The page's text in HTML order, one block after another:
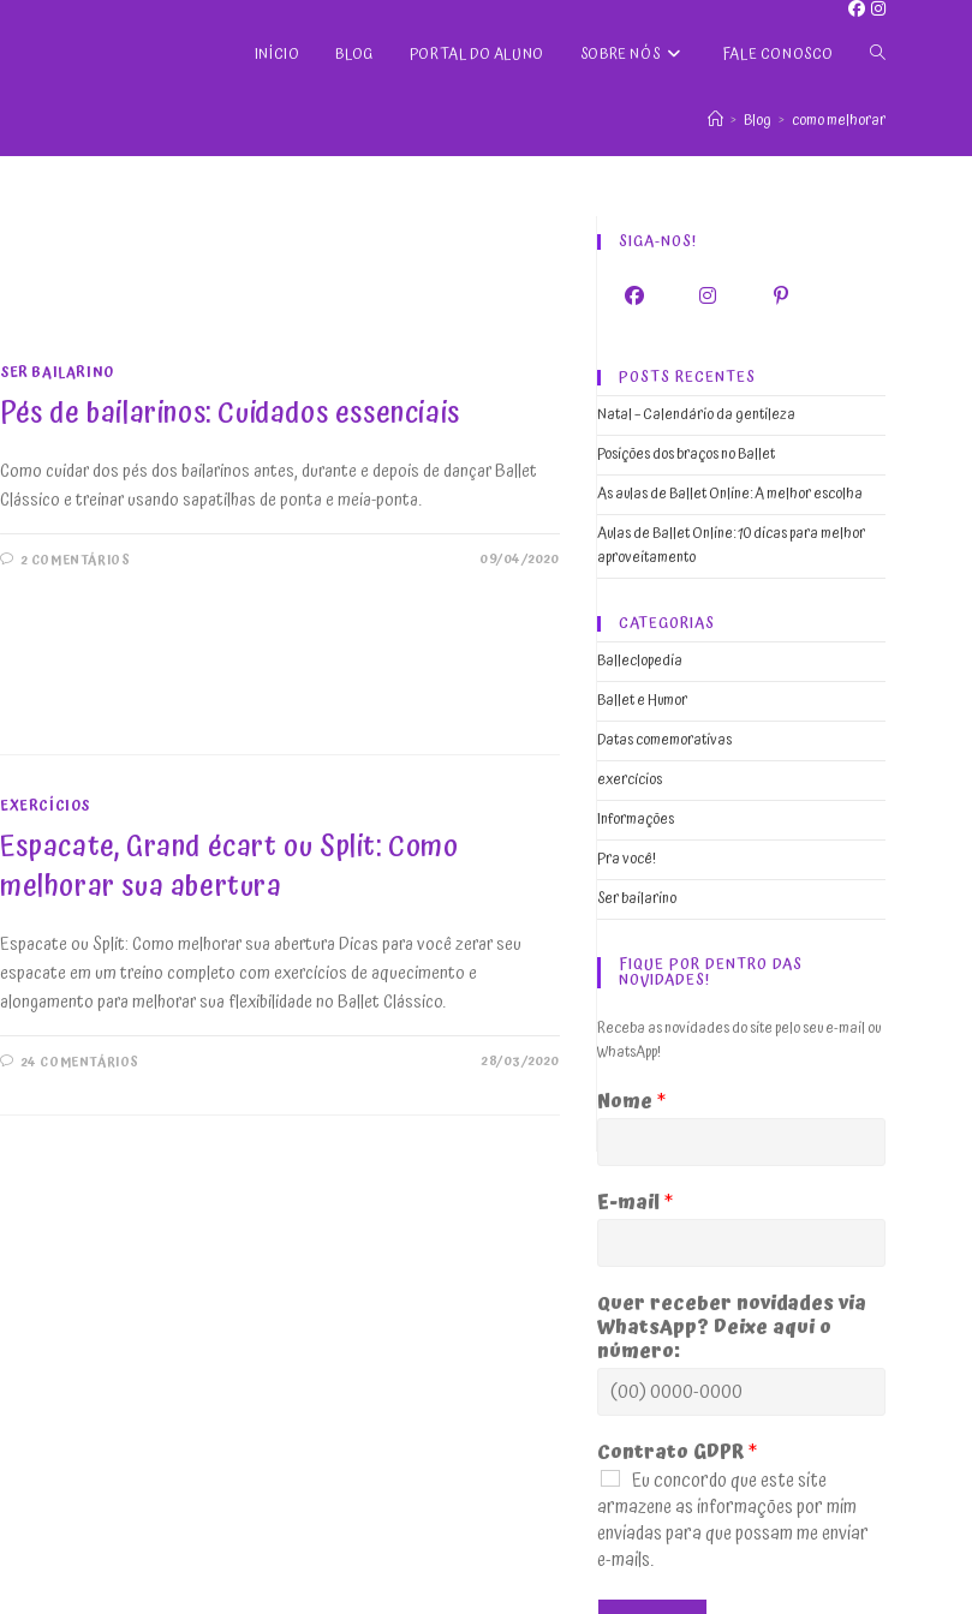
INÍCIO BLOG PORTAL DO ALUNO SOBRE NÓS FALE CONOSCO ALTERNAR
> Blog > como melhorar
SER BAILARINO
Pés de bailarinos: Cuidados essenciais
Como cuidar dos pés dos bailarinos antes, durante e depois de dançar Ballet
Clássico e treinar usando sapatilhas de ponta e meia-ponta.
2 COMENTÁRIOS 09/04/2020
EXERCÍCIOS
Espacate, Grand écart ou Split: Como
melhorar sua abertura
Espacate ou Split: Como melhorar sua abertura Dicas para você zerar seu
espacate em um treino completo com exercícios de aquecimento e
alongamento para melhorar sua flexibilidade no Ballet Clássico.
24 COMENTÁRIOS 28/03/2020
SIGA-NOS!
POSTS RECENTES
Natal – Calendário da gentileza
Posições dos braços no Ballet
As aulas de Ballet Online: A melhor escolha
Aulas de Ballet Online: 10 dicas para melhor
aproveitamento
CATEGORIAS
Balleclopedia
Ballet e Humor
Datas comemorativas
exercícios
Informações
Pra você!
Ser bailarino
FIQUE POR DENTRO DAS
NOVIDADES!
Receba as novidades do site pelo seu e-mail ou
WhatsApp!
Nome*
E-mail*
Quer receber novidades via
WhatsApp? Deixe aqui o
número:
Contrato GDPR*
Eu concordo que este site
armazene as informações por mim
enviadas para que possam me enviar
e-mails.